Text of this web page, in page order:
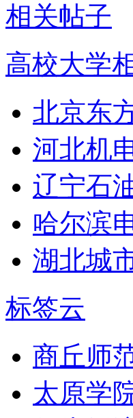
相关帖子
高校大学
北京东
河北机
辽宁石
哈尔滨
湖北城
标签云
商丘师
太原学